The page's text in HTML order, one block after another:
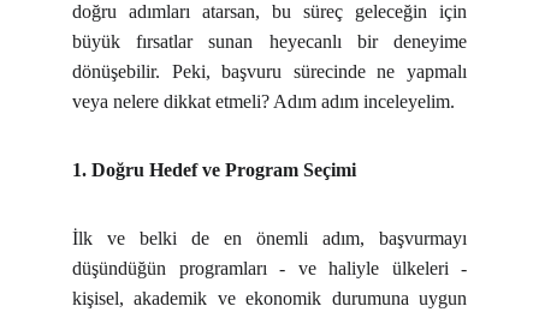
doğru adımları atarsan, bu süreç geleceğin için
büyük fırsatlar sunan heyecanlı bir deneyime
dönüşebilir. Peki, başvuru sürecinde ne yapmalı
veya nelere dikkat etmeli? Adım adım inceleyelim.
1. Doğru Hedef ve Program Seçimi
İlk ve belki de en önemli adım, başvurmayı
düşündüğün programları - ve haliyle ülkeleri -
kişisel, akademik ve ekonomik durumuna uygun